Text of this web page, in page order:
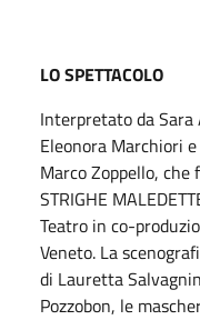
LO SPETTACOLO
Interpretato da Sara
Eleonora Marchiori
Marco Zoppello,
STRIGHE
Teatro in co-
Veneto. La
di Lauretta
Pozzobon, le